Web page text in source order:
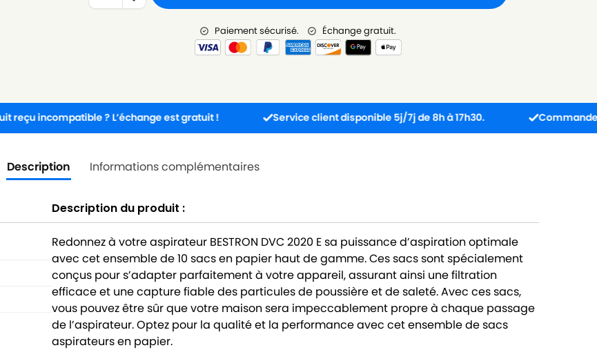
Paiement sécurisé. Échange gratuit.
? L’échange est gratuit ! Service client disponible 5j/7j de 8h à 17h30. Commandez avant
Description Informations complémentaires
Description du produit :
Redonnez à votre aspirateur BESTRON DVC 2020 E sa puissance d’aspiration optimale
avec cet ensemble de 10 sacs en papier haut de gamme. Ces sacs sont spécialement
conçus pour s’adapter parfaitement à votre appareil, assurant ainsi une filtration
efficace et une capture fiable des particules de poussière et de saleté. Avec ces sacs,
vous pouvez être sûr que votre maison sera impeccablement propre à chaque passage
de l’aspirateur. Optez pour la qualité et la performance avec cet ensemble de sacs
aspirateurs en papier.